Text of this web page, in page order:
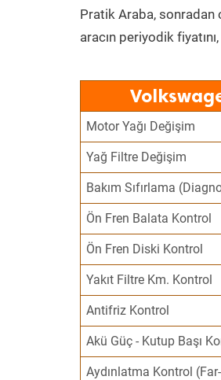
Pratik Araba, sonradan
aracın periyodik fiyatını,
Motor Yağı Değişim
Yağ Filtre Değişim
Bakım Sıfırlama
Ön Fren Balata Kontrol
Ön Fren Diski Kontrol
Yakıt Filtre Km. Kontrol
Antifriz Kontrol
Akü Güç - Kutup Başı
Aydınlatma Kontrol